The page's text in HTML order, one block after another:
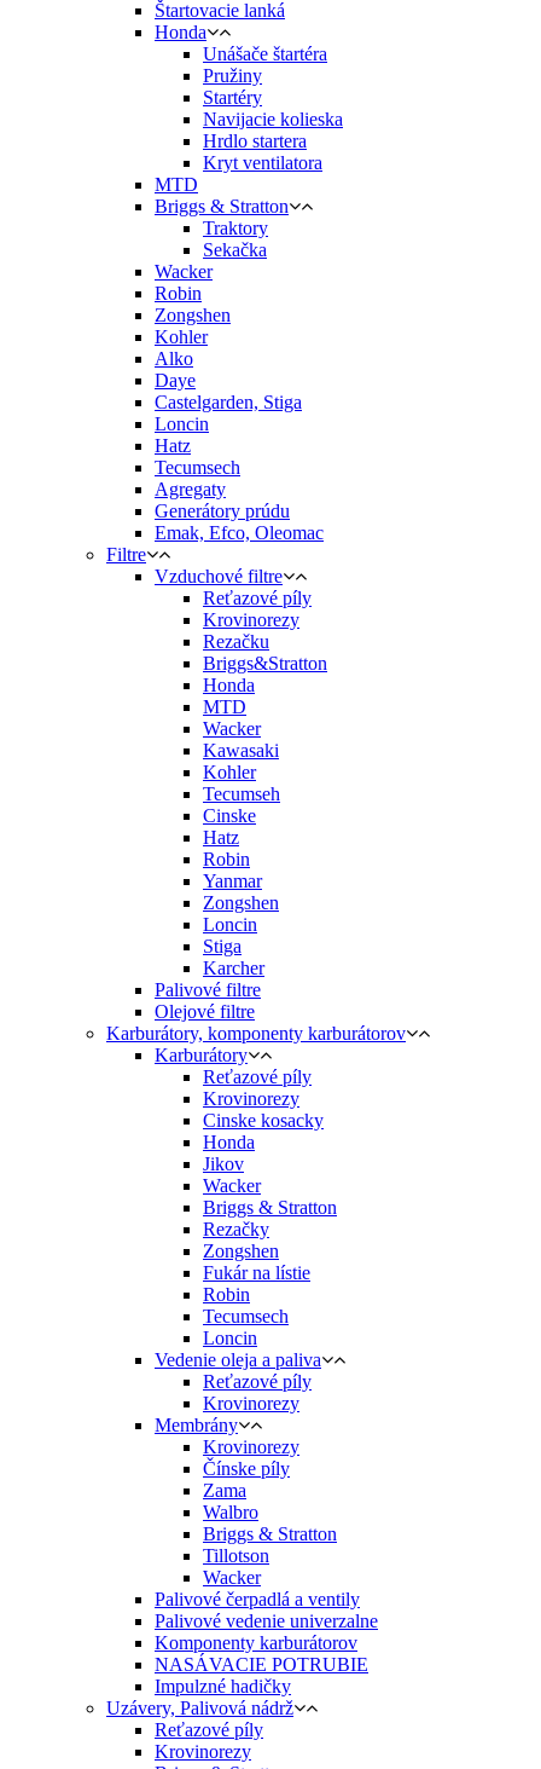
Štartovacie lanká
Honda
Unášače štartéra
Pružiny
Startéry
Navijacie kolieska
Hrdlo startera
Kryt ventilatora
MTD
Briggs & Stratton
Traktory
Sekačka
Wacker
Robin
Zongshen
Kohler
Alko
Daye
Castelgarden, Stiga
Loncin
Hatz
Tecumsech
Agregaty
Generátory prúdu
Emak, Efco, Oleomac
Filtre
Vzduchové filtre
Reťazové píly
Krovinorezy
Rezačku
Briggs&Stratton
Honda
MTD
Wacker
Kawasaki
Kohler
Tecumseh
Cinske
Hatz
Robin
Yanmar
Zongshen
Loncin
Stiga
Karcher
Palivové filtre
Olejové filtre
Karburátory, komponenty karburátorov
Karburátory
Reťazové píly
Krovinorezy
Cinske kosacky
Honda
Jikov
Wacker
Briggs & Stratton
Rezačky
Zongshen
Fukár na lístie
Robin
Tecumsech
Loncin
Vedenie oleja a paliva
Reťazové píly
Krovinorezy
Membrány
Krovinorezy
Čínske píly
Zama
Walbro
Briggs & Stratton
Tillotson
Wacker
Palivové čerpadlá a ventily
Palivové vedenie univerzalne
Komponenty karburátorov
NASÁVACIE POTRUBIE
Impulzné hadičky
Uzávery, Palivová nádrž
Reťazové píly
Krovinorezy